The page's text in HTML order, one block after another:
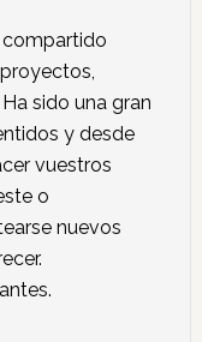
sido una gran
y desde
vuestros
o
nuevos